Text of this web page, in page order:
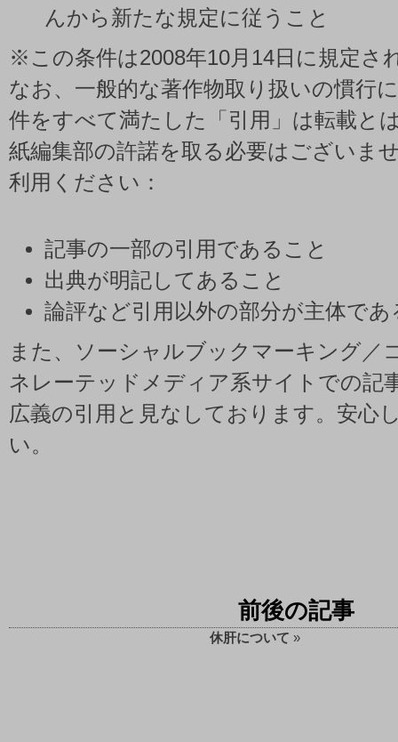
んから新たな規定に従うこと
※この条件は2008年10月14日に規定さ
なお、一般的な著作物取り扱いの慣行
件をすべて満たした「引用」は転載と
紙編集部の許諾を取る必要はございま
利用ください：
記事の一部の引用であること
出典が明記してあること
論評など引用以外の部分が主体であ
また、ソーシャルブックマーキング／
ネレーテッドメディア系サイトでの記
広義の引用と見なしております。安心
い。
前後の記事
休肝について »